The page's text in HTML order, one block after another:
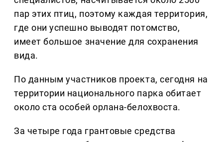
пар этих птиц, поэтому каждая территория,
где они успешно выводят потомство,
имеет большое значение для сохранения
вида.
По данным участников проекта, сегодня на
территории национального парка обитает
около ста особей орлана-белохвоста.
За четыре года грантовые средства